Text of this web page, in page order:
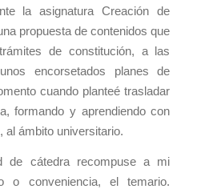
la asignatura Creación de
propuesta de contenidos que
de constitución, a las
encorsetados planes de
cuando planteé trasladar
formando y aprendiendo con
al ámbito universitario.
de cátedra recompuse a mi
o conveniencia, el temario.